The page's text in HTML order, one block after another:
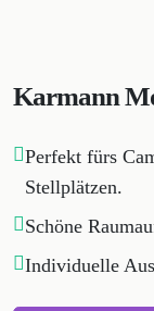
Karmann
Perfekt fürs
Stellplätzen.
Schöne
Individuelle